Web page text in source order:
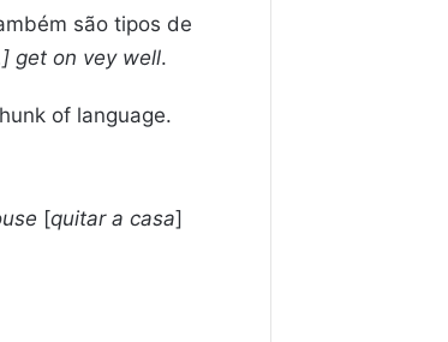
são tipos de
get on vey well.
of language.
[quitar a casa]